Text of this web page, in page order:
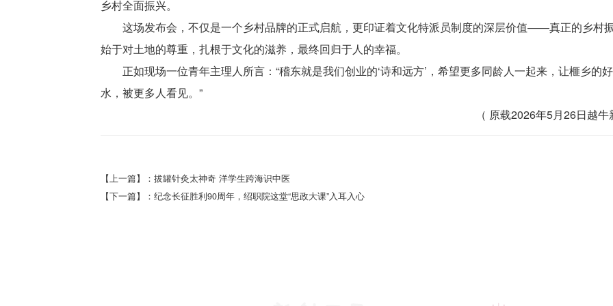
乡村全面振兴。
这场发布会，不仅是一个乡村品牌的正式启航，更印证着文化特派员制度的深层价值——真正的乡村
始于对土地的尊重，扎根于文化的滋养，最终回归于人的幸福。
正如现场一位青年主理人所言：“稽东就是我们创业的‘诗和远方’，希望更多同龄人一起来，让榧乡的
水，被更多人看见。”
（ 原载2026年5月26日越牛
【上一篇】：拔罐针灸太神奇 洋学生跨海识中医
【下一篇】：纪念长征胜利90周年，绍职院这堂“思政大课”入耳入心